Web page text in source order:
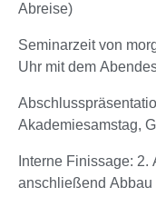
Abreise)
Seminarzeit von
Uhr mit dem
Akademiesamstag,
Interne Finissage:
anschließend Abbau